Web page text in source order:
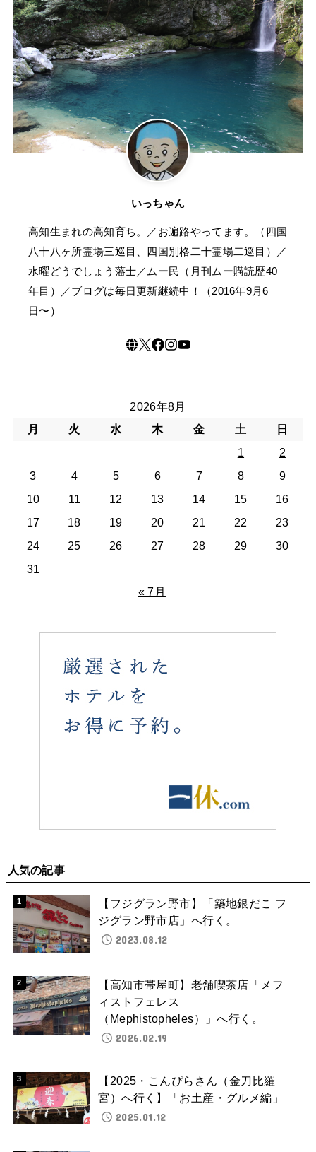
いっちゃん
高知生まれの高知育ち。／お遍路やってます。（四国
八十八ヶ所霊場三巡目、四国別格二十霊場二巡目）／
水曜どうでしょう藩士／ムー民（月刊ムー購読歴40
年目）／ブログは毎日更新継続中！（2016年9月6
日〜）
2026年8月
月
火 水 木 金 土
日
1
2
3
4 5 6 7 8
9
10
11 12 13 14 15
16
17
18 19 20 21 22
23
24
25 26 27 28 29
30
31
« 7月
人気の記事
【フジグラン野市】「築地銀だこ フ
ジグラン野市店」へ行く。
2023.08.12
【高知市帯屋町】老舗喫茶店「メフ
ィストフェレス
（Mephistopheles）」へ行く。
2026.02.19
【2025・こんぴらさん（金刀比羅
宮）へ行く】「お土産・グルメ編」
2025.01.12